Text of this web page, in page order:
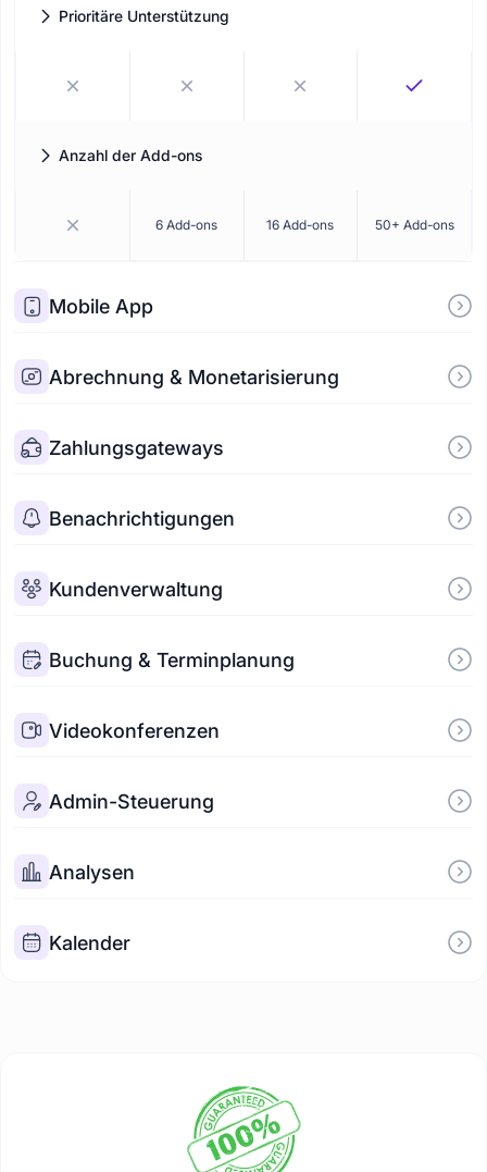
Prioritäre Unterstützung
Anzahl der Add-ons
6 Add-ons 16 Add-ons 50+ Add-ons
Mobile App
Abrechnung & Monetarisierung
Zahlungsgateways
Benachrichtigungen
Kundenverwaltung
Buchung & Terminplanung
Videokonferenzen
Admin-Steuerung
Analysen
Kalender